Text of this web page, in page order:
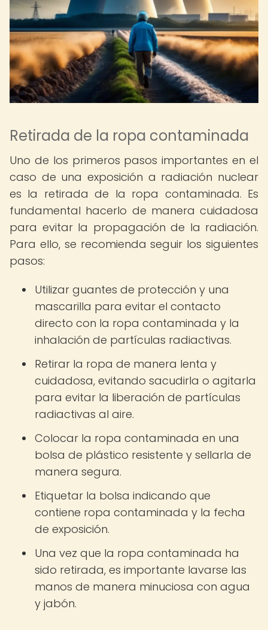
Retirada de la ropa contaminada
Uno de los primeros pasos importantes en el
caso de una exposición a radiación nuclear
es la retirada de la ropa contaminada. Es
fundamental hacerlo de manera cuidadosa
para evitar la propagación de la radiación.
Para ello, se recomienda seguir los siguientes
pasos:
Utilizar guantes de protección y una
mascarilla para evitar el contacto
directo con la ropa contaminada y la
inhalación de partículas radiactivas.
Retirar la ropa de manera lenta y
cuidadosa, evitando sacudirla o agitarla
para evitar la liberación de partículas
radiactivas al aire.
Colocar la ropa contaminada en una
bolsa de plástico resistente y sellarla de
manera segura.
Etiquetar la bolsa indicando que
contiene ropa contaminada y la fecha
de exposición.
Una vez que la ropa contaminada ha
sido retirada, es importante lavarse las
manos de manera minuciosa con agua
y jabón.